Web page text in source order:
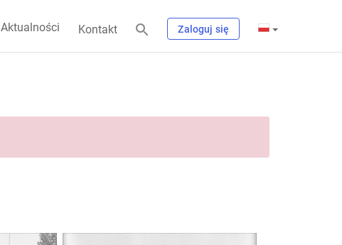
Aktualności Kontakt Zaloguj się